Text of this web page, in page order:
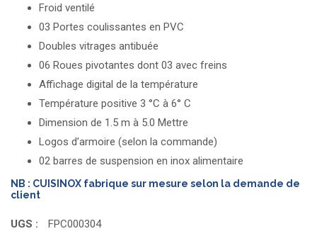
Froid ventilé
03 Portes coulissantes en PVC
Doubles vitrages antibuée
06 Roues pivotantes dont 03 avec freins
Affichage digital de la température
Température positive 3 °C à 6° C
Dimension de 1.5 m à 5.0 Mettre
Logos d’armoire (selon la commande)
02 barres de suspension en inox alimentaire
NB : CUISINOX fabrique sur mesure selon la demande de
client
UGS :
FPC000304